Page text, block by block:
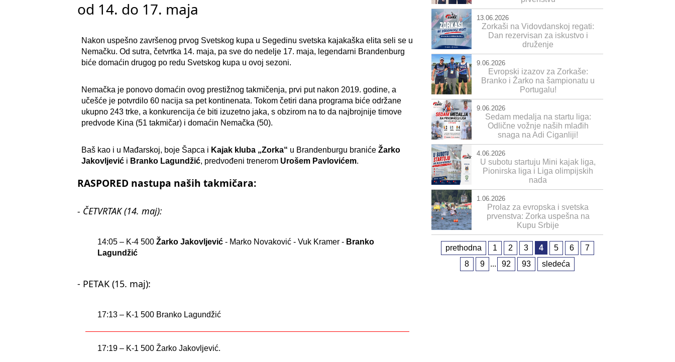
od 14. do 17. maja
Nakon uspešno završenog prvog Svetskog kupa u Segedinu svetska kajakaška elita seli se u
Nemačku. Od sutra, četvrtka 14. maja, pa sve do nedelje 17. maja, legendarni Brandenburg
biće domaćin drugog po redu Svetskog kupa u ovoj sezoni.
Nemačka je ponovo domaćin ovog prestižnog takmičenja, prvi put nakon 2019. godine, a
učešće je potvrdilo 60 nacija sa pet kontinenata. Tokom četiri dana programa biće održane
ukupno 243 trke, a konkurencija će biti izuzetno jaka, s obzirom na to da najbrojnije timove
predvode Kina (51 takmičar) i domaćin Nemačka (50).
Baš kao i u Mađarskoj, boje Šapca i Kajak kluba „Zorka“ u Brandenburgu branićeŽarko
Jakovljević i Branko Lagundžić, predvođeni trenerom Urošem Pavlovićem.
RASPORED nastupa naših takmičara:
- ČETVRTAK (14. maj):
14:05 – K-4 500 Žarko Jakovljević- Marko Novaković - Vuk Kramer - Branko
Lagundžić
- PETAK (15. maj):
17:13 – K-1 500 Branko Lagundžić
17:19 – K-1 500 Žarko Jakovljević.
13.06.2026
Zorkaši na Vidovdanskoj regati:
Dan rezervisan za iskustvo i
druženje
9.06.2026
Evropski izazov za Zorkaše:
Branko i Žarko na šampionatu u
Portugalu!
9.06.2026
Sedam medalja na startu liga:
Odlične vožnje naših mlađih
snaga na Adi Ciganliji!
4.06.2026
U subotu startuju Mini kajak liga,
Pionirska liga i Liga olimpijskih
nada
1.06.2026
Prolaz za evropska i svetska
prvenstva: Zorka uspešna na
Kupu Srbije
prethodna 1 2 3 4 5 6
7
8
9 ... 92 93 sledeća